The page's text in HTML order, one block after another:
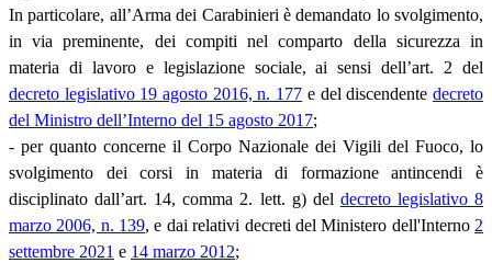
In particolare, all’Arma dei Carabinieri è demandato lo svolgimento,
in via preminente, dei compiti nel comparto della sicurezza in
materia di lavoro e legislazione sociale, ai sensi dell’art. 2 del
decreto legislativo 19 agosto 2016, n. 177 e del discendentedecreto
del Ministro dell’Interno del 15 agosto 2017;
- per quanto concerne il Corpo Nazionale dei Vigili del Fuoco, lo
svolgimento dei corsi in materia di formazione antincendi è
disciplinato dall’art. 14, comma 2. lett. g) del decreto legislativo 8
marzo 2006, n. 139, e dai relativi decreti del Ministero dell'Interno 2
settembre 2021 e 14 marzo 2012;